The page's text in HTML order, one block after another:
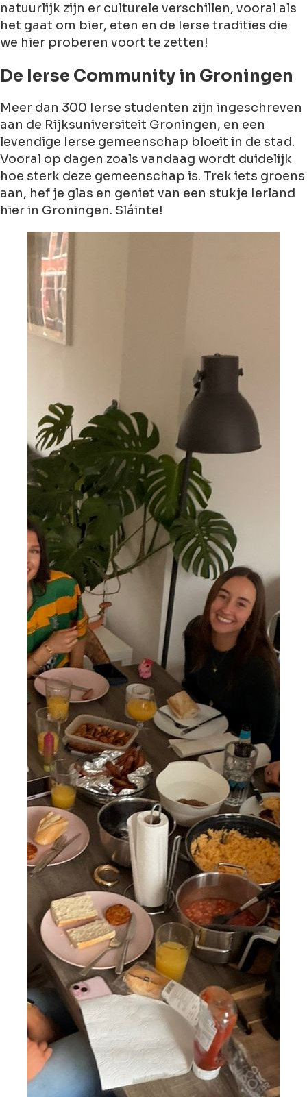
natuurlijk zijn er culturele verschillen, vooral als
het gaat om bier, eten en de Ierse tradities die
we hier proberen voort te zetten!
De Ierse Community in Groningen
Meer dan 300 Ierse studenten zijn ingeschreven
aan de Rijksuniversiteit Groningen, en een
levendige Ierse gemeenschap bloeit in de stad.
Vooral op dagen zoals vandaag wordt duidelijk
hoe sterk deze gemeenschap is. Trek iets groens
aan, hef je glas en geniet van een stukje Ierland
hier in Groningen. Sláinte!